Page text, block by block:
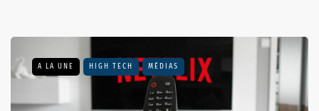
A LA UNE HIGH TECH MÉDIAS